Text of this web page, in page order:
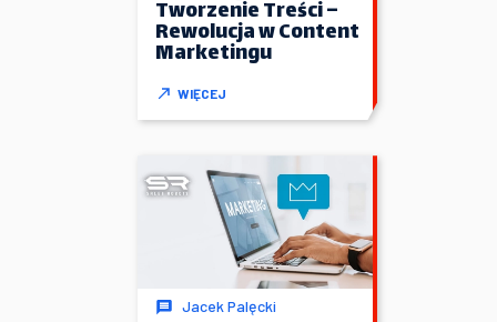
Tworzenie Treści –
Rewolucja w Content
Marketingu
WIĘCEJ
Jacek Palęcki